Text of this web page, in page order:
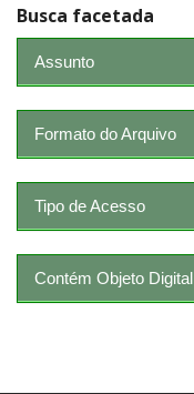
Busca facetada
Assunto
Formato do Arquivo
Tipo de Acesso
Contém Objeto Digital